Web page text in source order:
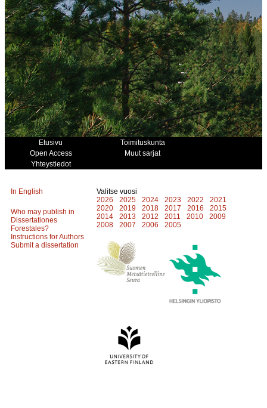
Etusivu
Toimituskunta
Open Access
Muut sarjat
Yhteystiedot
In English
Who may publish in
Dissertationes
Forestales?
Instructions for Authors
Submit a dissertation
Valitse vuosi
2026
2025 2024 2023 2022
2021
2020
2019 2018 2017 2016
2015
2014
2013 2012 2011 2010
2009
2008
2007 2006 2005